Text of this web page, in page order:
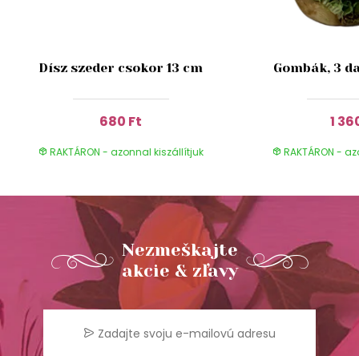
Dísz szeder csokor 13 cm
680 Ft
RAKTÁRON - azonnal kiszállítjuk
Gombák, 3
1
RAKTÁRON -
Nezmeškajte
akcie & zľavy